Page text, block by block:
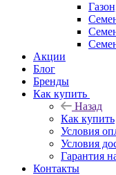
Акции
Блог
Бренды
Как купить
Назад
Как купить
Условия
Условия
Гарантия
Контакты